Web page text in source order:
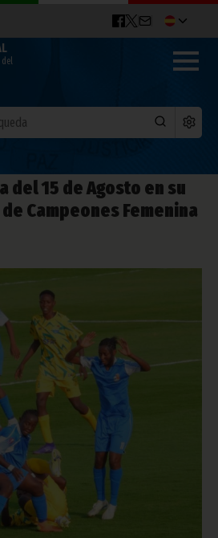
del
del 15 de Agosto en su
Campeones Femenina